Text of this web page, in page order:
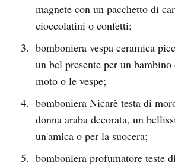
magnete con un pacchetto di
cioccolatini o confetti;
bomboniera vespa ceramica
un bel presente per un bambino
moto o le vespe;
bomboniera Nicarè testa di
donna araba decorata, un
un'amica o per la suocera;
bomboniera profumatore teste